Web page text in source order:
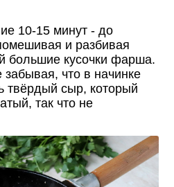
10-15 минут - до
и разбивая
большие кусочки фарша.
что в начинке
твёрдый сыр, который
так что не